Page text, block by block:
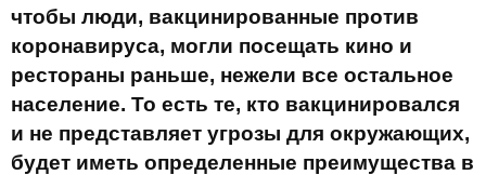
чтобы люди, вакцинированные против
коронавируса, могли посещать кино и
рестораны раньше, нежели все остальное
население. То есть те, кто вакцинировался
и не представляет угрозы для окружающих,
будет иметь определенные преимущества в